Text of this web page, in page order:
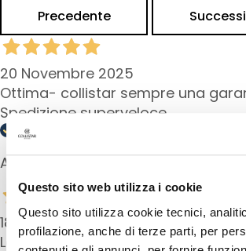
Questo sito web utilizza i cookie
Questo sito utilizza cookie tecnici,
profilazione, anche di terze parti, per
a
t
i
S
i
r
i
e
A
Precedente
20 Novembre 2025
Ottima- collistar sempre una
Spedizione superveloce
Acquirente verificato
18 Aprile 2025
La adoro sembra come bere un